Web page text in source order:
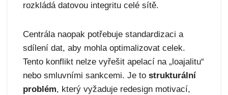
rozkládá datovou integritu celé sítě.
Centrála naopak potřebuje standardizaci a
sdílení dat, aby mohla optimalizovat celek.
Tento konflikt nelze vyřešit apelací na „loajalitu“
nebo smluvními sankcemi. Je to strukturální
problém, který vyžaduje redesign motivací,